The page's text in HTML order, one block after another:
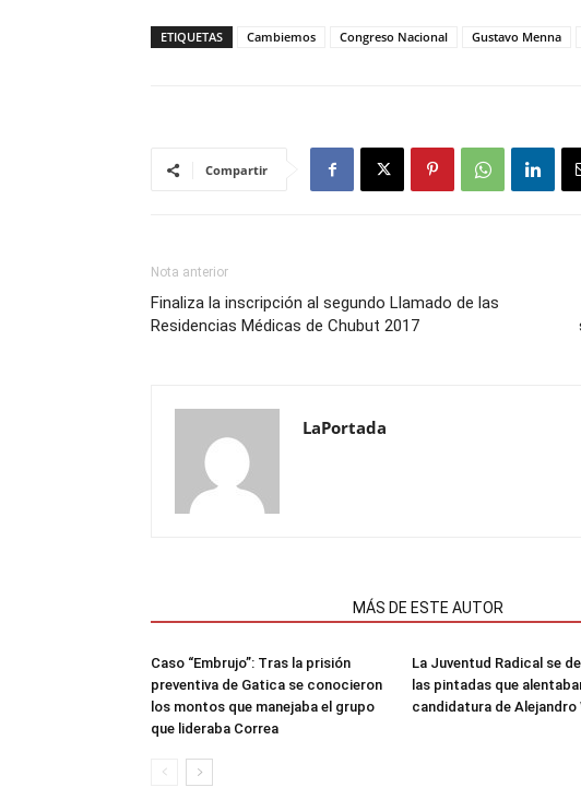
ETIQUETAS Cambiemos Congreso Nacional Gustavo Menna
Compartir
Nota anterior
Finaliza la inscripción al segundo Llamado de las
Residencias Médicas de Chubut 2017
LaPortada
MÁS DE ESTE AUTOR
Caso “Embrujo”: Tras la prisión
preventiva de Gatica se conocieron
los montos que manejaba el grupo
que lideraba Correa
La Juventud Radical se
las pintadas que
candidatura de Alejandro